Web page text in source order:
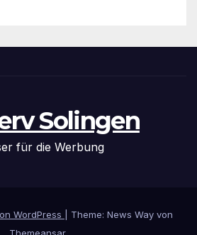
Solingen
für die Werbung
WordPress
Theme: News Way von